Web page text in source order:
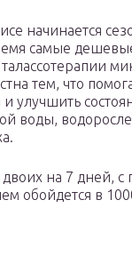
начинается
самые
тем, что
улучшить
воды,
на 7 дней, с
обойдется в